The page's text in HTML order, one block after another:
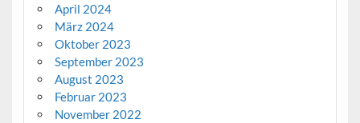
April 2024
März 2024
Oktober 2023
September 2023
August 2023
Februar 2023
November 2022